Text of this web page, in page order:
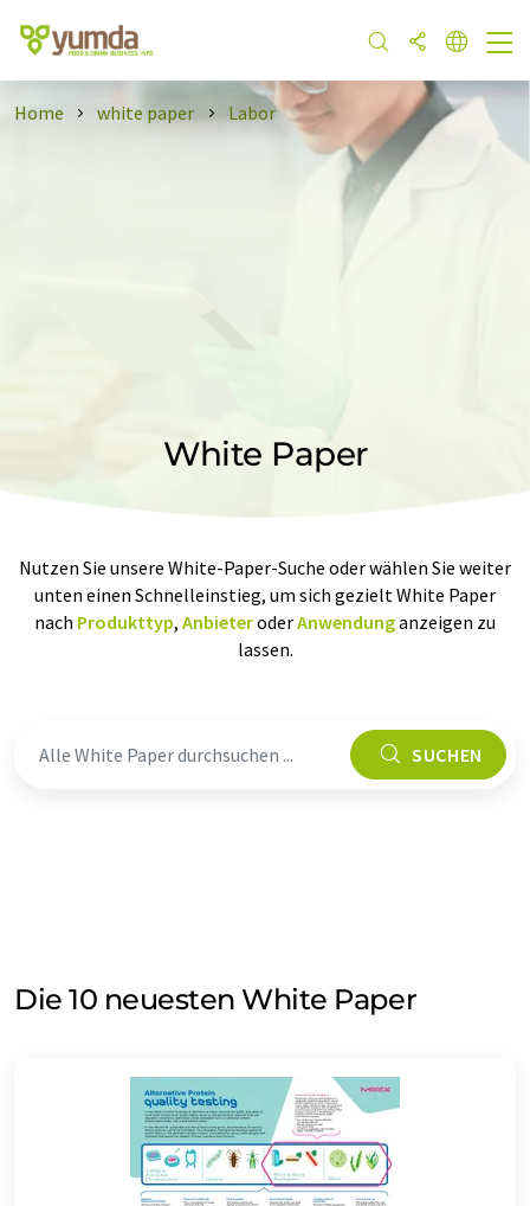
Home white paper Labor
White Paper
Nutzen Sie unsere White-Paper-Suche oder wählen Sie weiter
unten einen Schnelleinstieg, um sich gezielt White Paper
nach Produkttyp, AnbieteroderAnwendunganzeigen zu
lassen.
SUCHEN
Die 10 neuesten White Paper